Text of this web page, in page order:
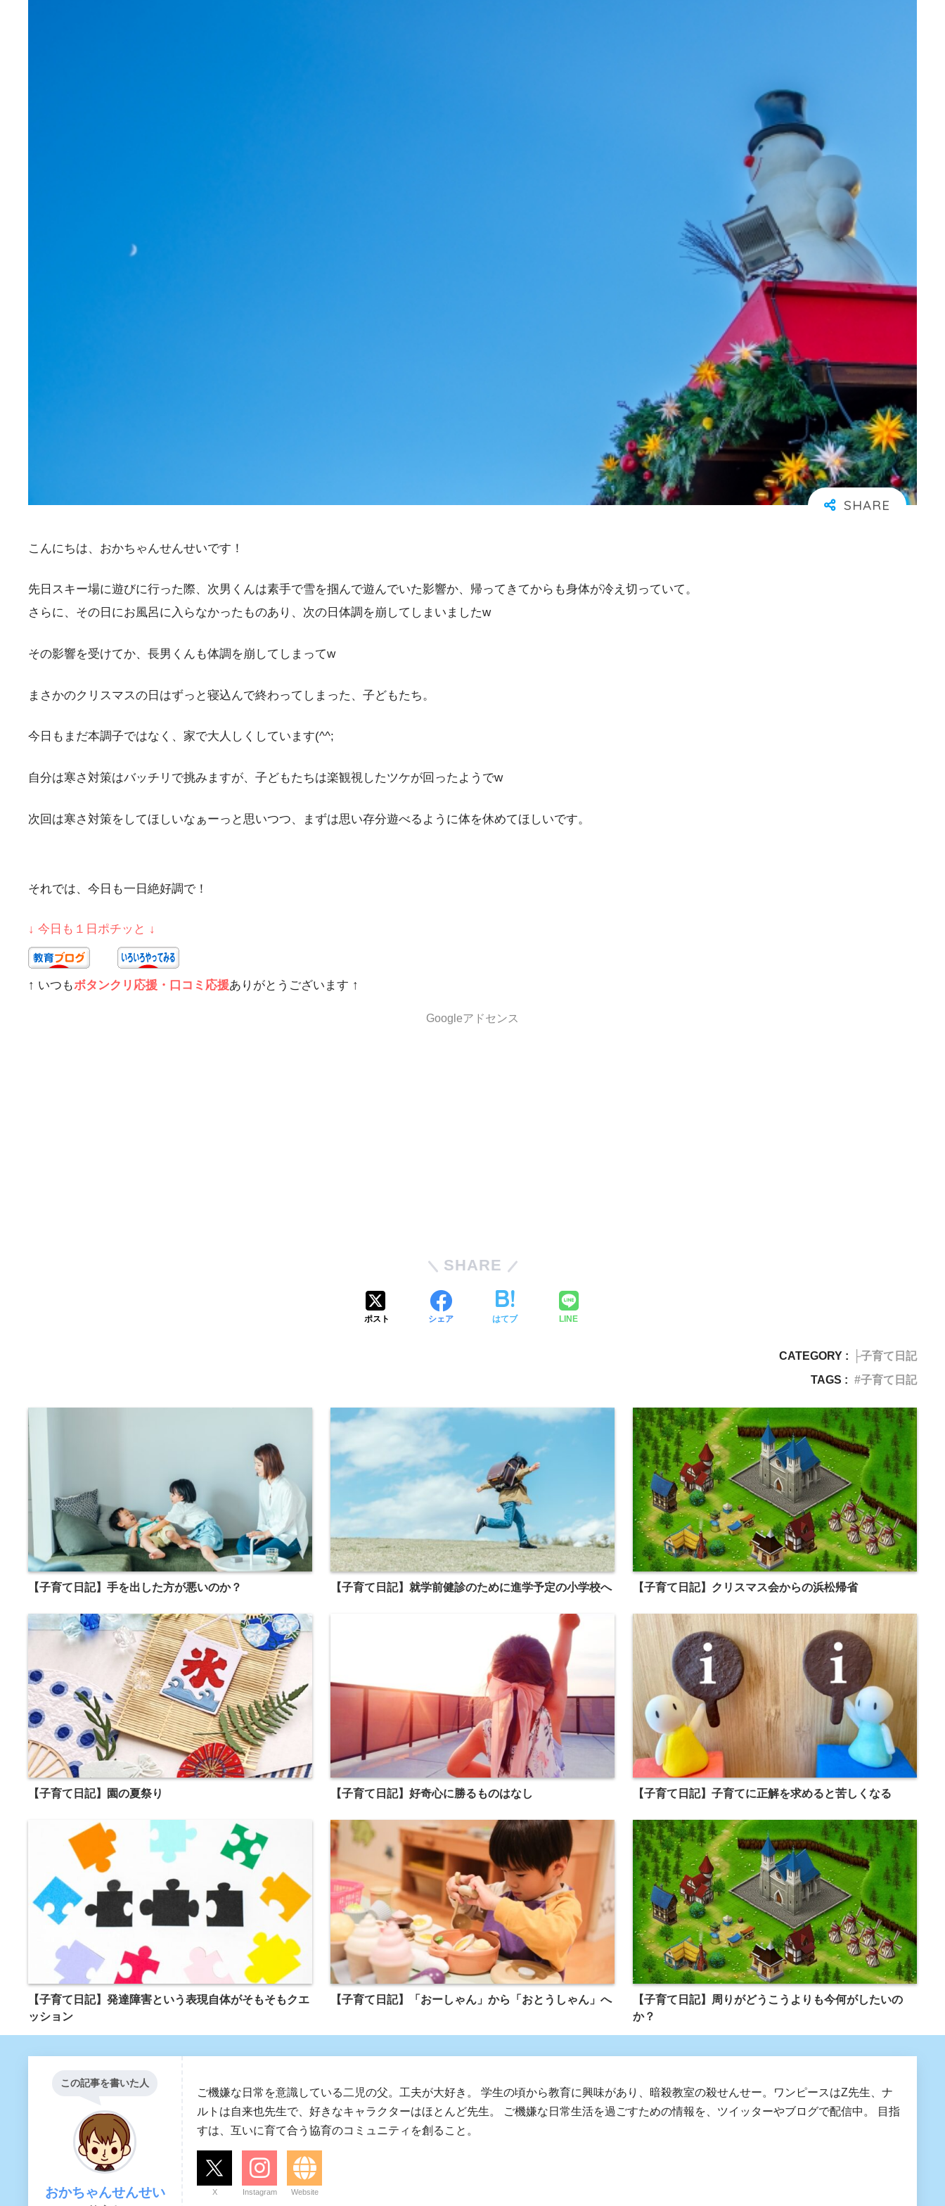
こんにちは、おかちゃんせんせいです！
先日スキー場に遊びに行った際、次男くんは素手で雪を掴んで遊んでいた影響か、帰ってきてからも身体が冷え切っていて。
さらに、その日にお風呂に入らなかったものあり、次の日体調を崩してしまいましたw
その影響を受けてか、長男くんも体調を崩してしまってw
まさかのクリスマスの日はずっと寝込んで終わってしまった、子どもたち。
今日もまだ本調子ではなく、家で大人しくしています(^^;
自分は寒さ対策はバッチリで挑みますが、子どもたちは楽観視したツケが回ったようでw
次回は寒さ対策をしてほしいなぁーっと思いつつ、まずは思い存分遊べるように体を休めてほしいです。
それでは、今日も一日絶好調で！
↓ 今日も１日ポチッと ↓
↑ いつもボタンクリ応援・口コミ応援ありがとうございます ↑
Googleアドセンス
SHARE
ポスト シェア はてブ LINE
CATEGORY :
├子育て日記
TAGS :
子育て日記
【子育て日記】手を出した方が悪いのか？ 【子育て日記】就学前健診のために進学予定の小学校へ 【子育て日記】クリスマス会からの浜松帰省
【子育て日記】園の夏祭り 【子育て日記】好奇心に勝るものはなし 【子育て日記】子育てに正解を求めると苦しくなる
【子育て日記】発達障害という表現自体がそもそもクエ
ッション
【子育て日記】「おーしゃん」から「おとうしゃん」へ
【子育て日記】周りがどうこうよりも今何がしたいの
か？
この記事を書いた人
おかちゃんせんせい
ご機嫌な日常を意識している二児の父。工夫が大好き。 学生の頃から教育に興味があり、暗殺教室の殺せんせー。ワンピースはZ先生、ナ
ルトは自来也先生で、好きなキャラクターはほとんど先生。 ご機嫌な日常生活を過ごすための情報を、ツイッターやブログで配信中。 目指
すは、互いに育て合う協育のコミュニティを創ること。
X Instagram Website